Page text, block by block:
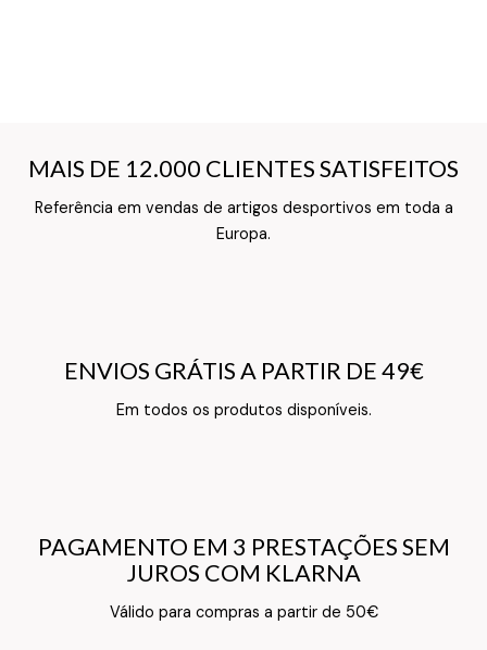
MAIS DE 12.000 CLIENTES SATISFEITOS
Referência em vendas de artigos desportivos em toda a
Europa.
MAIS DE 12.000 CLIENTES SATISFEITOS
Texto do Verso do Cartão de Informação
ENVIOS GRÁTIS A PARTIR DE 49€
Em todos os produtos disponíveis.
ENVIOS GRÁTIS A PARTIR DE 49€
Texto do Verso do Cartão de Informação
PAGAMENTO EM 3 PRESTAÇÕES SEM
JUROS COM KLARNA
Válido para compras a partir de 50€
PAGAMENTO EM 3 PRESTAÇÕES SEM
JUROS COM KLARNA
Texto do Verso do Cartão de Informação